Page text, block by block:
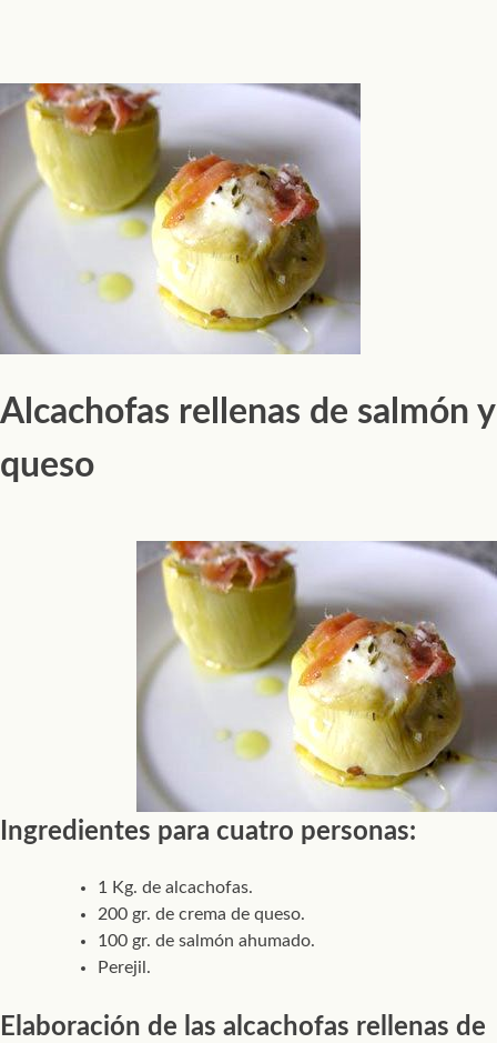
Alcachofas rellenas de salmón y
queso
Ingredientes para cuatro personas:
1 Kg. de alcachofas.
200 gr. de crema de queso.
100 gr. de salmón ahumado.
Perejil.
Elaboración de las alcachofas rellenas de